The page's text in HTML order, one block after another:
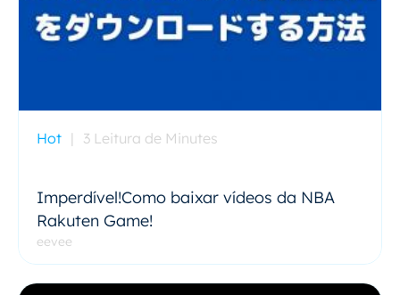
Hot | 3 Leitura de Minutes
Imperdível!Como baixar vídeos da NBA
Rakuten Game!
eevee